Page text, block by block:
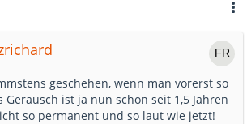
geschehen, wenn man vorerst so
Geräusch ist ja nun schon seit 1,5 Jahren
so permanent und so laut wie jetzt!